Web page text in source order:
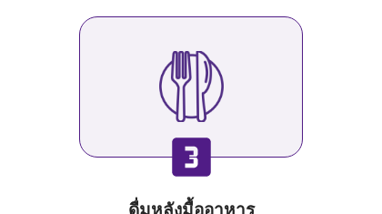
ดื่มหลังมื้ออาหาร